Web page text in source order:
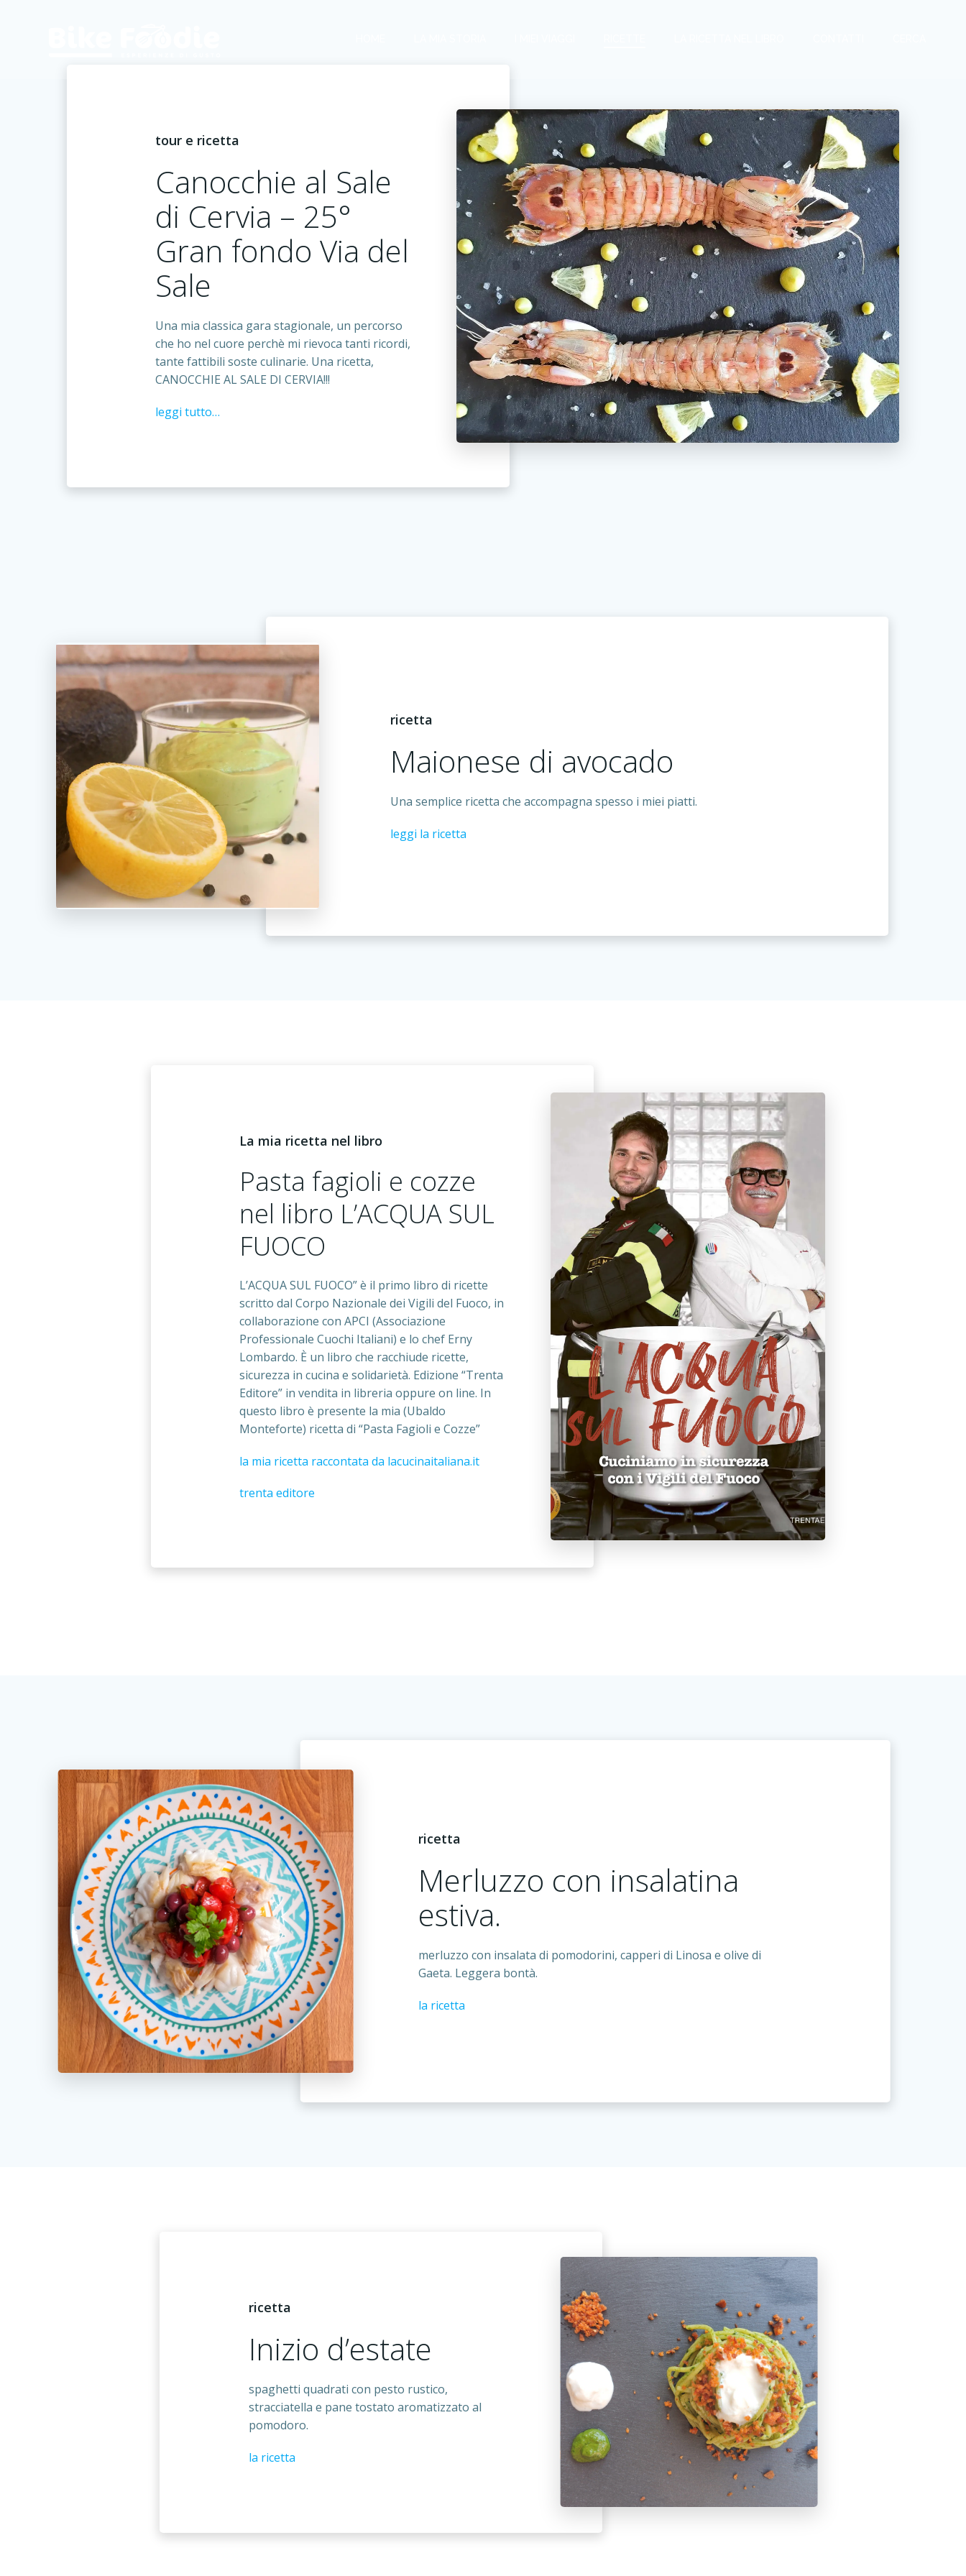
tour e ricetta
Canocchie al Sale
di Cervia – 25°
Gran fondo Via del
Sale
Una mia classica gara stagionale, un percorso
che ho nel cuore perchè mi rievoca tanti ricordi,
tante fattibili soste culinarie. Una ricetta,
CANOCCHIE AL SALE DI CERVIA!!!
leggi tutto…
ricetta
Maionese di avocado
Una semplice ricetta che accompagna spesso i miei piatti.
leggi la ricetta
La mia ricetta nel libro
Pasta fagioli e cozze
nel libro L’ACQUA SUL
FUOCO
L’ACQUA SUL FUOCO” è il primo libro di ricette
scritto dal Corpo Nazionale dei Vigili del Fuoco, in
collaborazione con APCI (Associazione
Professionale Cuochi Italiani) e lo chef Erny
Lombardo. È un libro che racchiude ricette,
sicurezza in cucina e solidarietà. Edizione “Trenta
Editore” in vendita in libreria oppure on line. In
questo libro è presente la mia (Ubaldo
Monteforte) ricetta di “Pasta Fagioli e Cozze”
la mia ricetta raccontata da lacucinaitaliana.it
trenta editore
ricetta
Merluzzo con insalatina
estiva.
merluzzo con insalata di pomodorini, capperi di Linosa e olive di
Gaeta. Leggera bontà.
la ricetta
ricetta
Inizio d’estate
spaghetti quadrati con pesto rustico,
stracciatella e pane tostato aromatizzato al
pomodoro.
la ricetta